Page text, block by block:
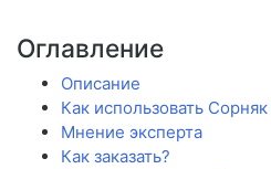
Оглавление
Описание
Как использовать
Мнение эксперта
Как заказать?